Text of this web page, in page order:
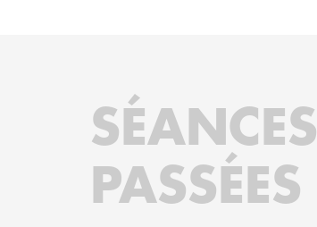
SÉANCES
PASSÉES